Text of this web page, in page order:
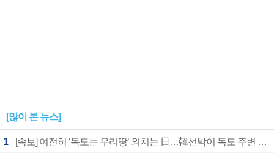
[많이 본 뉴스]
1 [속보] 여전히 ‘독도는 우리땅’ 외치는 日…韓선박이 독도 주변 해양조사 활동하자 반발